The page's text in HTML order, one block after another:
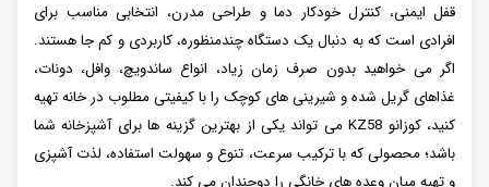
قفل ایمنی، کنترل خودکار دما و طراحی مدرن، انتخابی مناسب برای
افرادی است که به دنبال یک دستگاه چندمنظوره، کاربردی و کم جا هستند.
اگر می خواهید بدون صرف زمان زیاد، انواع ساندویچ، وافل، دونات،
غذاهای گریل شده و شیرینی های کوچک را با کیفیتی مطلوب در خانه تهیه
کنید، کوزانو KZ58 می تواند یکی از بهترین گزینه ها برای آشپزخانه شما
باشد؛ محصولی که با ترکیب سرعت، تنوع و سهولت استفاده، لذت آشپزی